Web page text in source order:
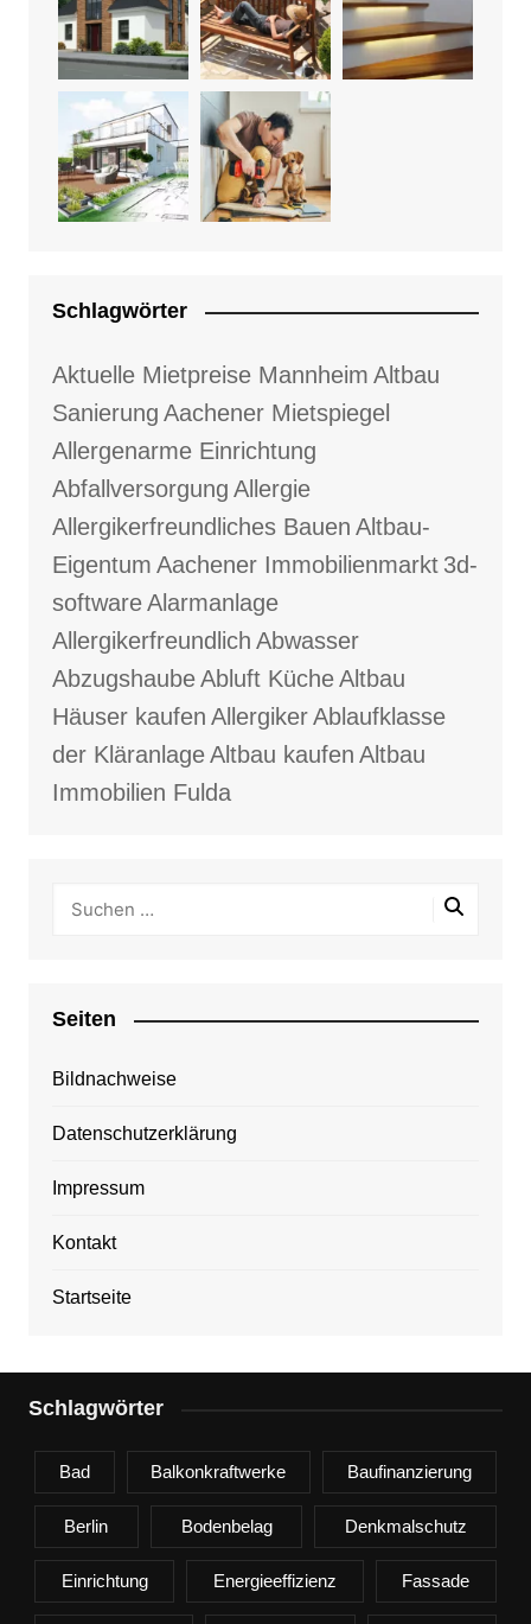
Schlagwörter
Aktuelle Mietpreise Mannheim Altbau
Sanierung Aachener Mietspiegel
Allergenarme Einrichtung
Abfallversorgung Allergie
Allergikerfreundliches Bauen Altbau-
Eigentum Aachener Immobilienmarkt 3d-
softwareAlarmanlage
Allergikerfreundlich Abwasser
AbzugshaubeAbluft KücheAltbau
Häuser kaufen AllergikerAblaufklasse
der KläranlageAltbau kaufen Altbau
Immobilien Fulda
Seiten
Bildnachweise
Datenschutzerklärung
Impressum
Kontakt
Startseite
Schlagwörter
Bad Balkonkraftwerke Baufinanzierung
Berlin Bodenbelag Denkmalschutz
Einrichtung Energieeffizienz Fassade